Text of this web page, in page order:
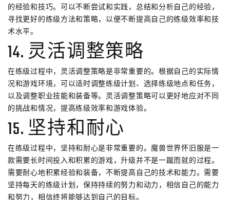
的经验和技巧。可以不断尝试和实践，总结和分析自己的经验，
寻找更好的练级方法和策略，以便不断提高自己的练级效率和技
术水平。
14. 灵活调整策略
在练级过程中，灵活调整策略是非常重要的。根据自己的实际情
况和游戏环境，可以适时调整练级计划、选择练级地点和任务，
以及调整职业技能和装备等。灵活调整策略可以更好地应对不同
的挑战和情况，提高练级效率和游戏体验。
15. 坚持和耐心
在练级过程中，坚持和耐心是非常重要的。魔兽世界怀旧服是一
款需要长时间投入和积累的游戏，升级并不是一蹴而就的过程。
需要耐心地积累经验和装备，不断提高自己的技术和能力。需要
坚持每天的练级计划，保持持续的努力和动力，相信自己的能力
和努力，相信终将能够达到自己的目标。